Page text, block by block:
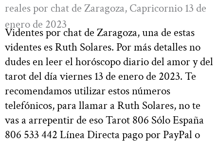
reales por chat de Zaragoza, Capricornio 13 de
enero de 2023
Videntes por chat de Zaragoza, una de estas
videntes es Ruth Solares. Por más detalles no
dudes en leer el horóscopo diario del amor y del
tarot del día viernes 13 de enero de 2023. Te
recomendamos utilizar estos números
telefónicos, para llamar a Ruth Solares, no te
vas a arrepentir de eso Tarot 806 Sólo España
806 533 442 Línea Directa pago por PayPal o